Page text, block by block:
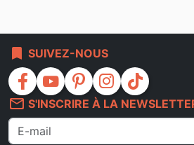
bookmark SUIVEZ-NOUS
facebook youtube pinterest instagram
tiktok
mail_outline S'INSCRIRE À LA